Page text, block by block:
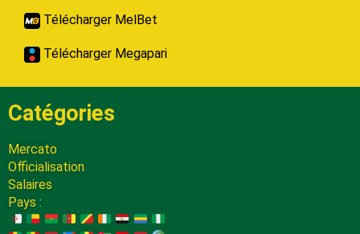
Télécharger MelBet
Télécharger Megapari
Catégories
Mercato
Officialisation
Salaires
Pays :